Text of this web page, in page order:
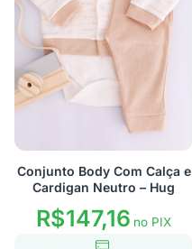
Conjunto Body Com Calça e
Cardigan Neutro – Hug
R$147,16 no PIX